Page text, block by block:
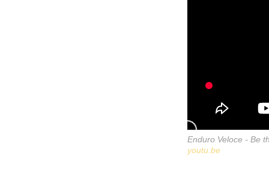
Enduro Veloce - Be
youtu.be